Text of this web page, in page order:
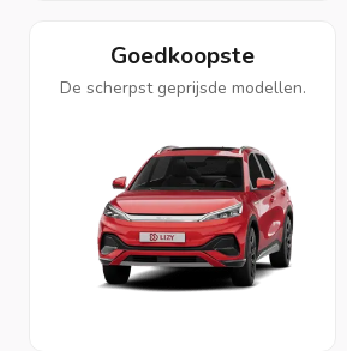
Goedkoopste
De scherpst geprijsde modellen.